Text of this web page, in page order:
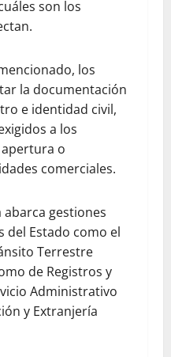
son los
los
la documentación
e identidad civil,
a los
o
comerciales.
gestiones
del Estado como el
Terrestre
de Registros y
Administrativo
y Extranjería